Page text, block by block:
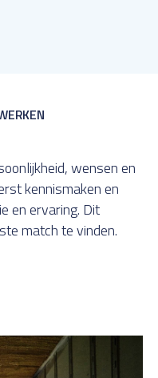
wensen en
kennismaken en
en ervaring. Dit
match te vinden.